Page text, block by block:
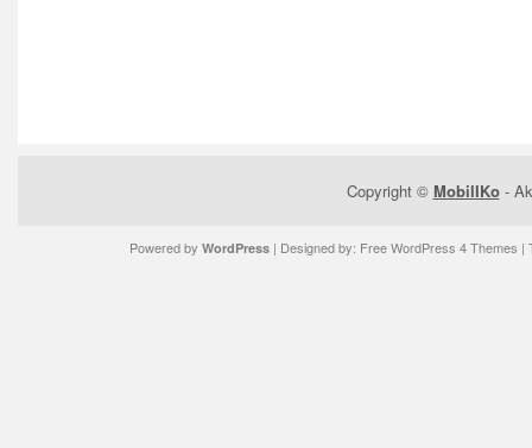
Copyright © MobilIKo-
Powered by WordPress| Designed by: Free WordPress 4 Themes |